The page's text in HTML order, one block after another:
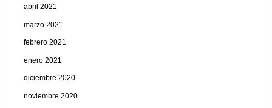
abril 2021
marzo 2021
febrero 2021
enero 2021
diciembre 2020
noviembre 2020